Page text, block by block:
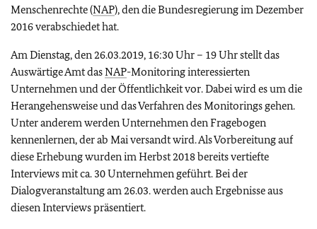
Menschenrechte (NAP), den die Bundesregierung im Dezember
2016 verabschiedet hat.
Am Dienstag, den 26.03.2019, 16:30 Uhr – 19 Uhr stellt das
Auswärtige Amt dasNAP-Monitoring interessierten
Unternehmen und der Öffentlichkeit vor. Dabei wird es um die
Herangehensweise und das Verfahren des Monitorings gehen.
Unter anderem werden Unternehmen den Fragebogen
kennenlernen, der ab Mai versandt wird. Als Vorbereitung auf
diese Erhebung wurden im Herbst 2018 bereits vertiefte
Interviews mit ca. 30 Unternehmen geführt. Bei der
Dialogveranstaltung am 26.03. werden auch Ergebnisse aus
diesen Interviews präsentiert.